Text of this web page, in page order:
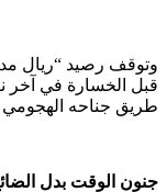
قبل الخسارة في آخر
طريق جناحه الهجومي
جنون الوقت بدل